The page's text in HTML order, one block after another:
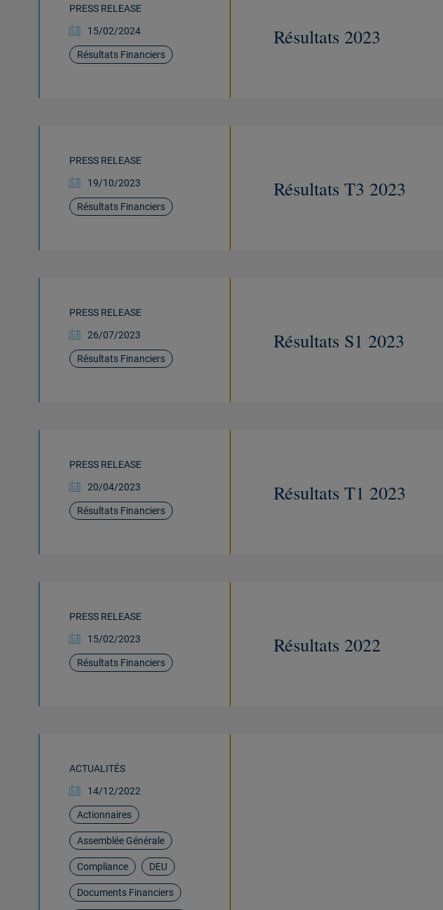
PRESS RELEASE
15/02/2024
Résultats Financiers
Résultats 2023
PRESS RELEASE
19/10/2023
Résultats Financiers
Résultats T3 2023
PRESS RELEASE
26/07/2023
Résultats Financiers
Résultats S1 2023
PRESS RELEASE
20/04/2023
Résultats Financiers
Résultats T1 2023
PRESS RELEASE
15/02/2023
Résultats Financiers
Résultats 2022
ACTUALITÉS
14/12/2022
Actionnaires
Assemblée Générale
Compliance DEU
Documents Financiers